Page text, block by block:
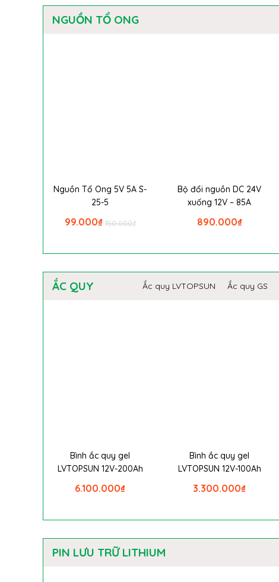
NGUỒN TỔ ONG
Nguồn Tổ Ong 5V 5A S-
25-5
₫
150.000
₫
99.000
Bộ đổi nguồn DC 24V
xuống 12V – 85A
₫
890.000
ẮC QUY Ắc quy LVTOPSUN Ắc quy GS
Bình ắc quy gel
LVTOPSUN 12V-200Ah
₫
6.100.000
Bình ắc quy gel
LVTOPSUN 12V-100Ah
₫
3.300.000
PIN LƯU TRỮ LITHIUM